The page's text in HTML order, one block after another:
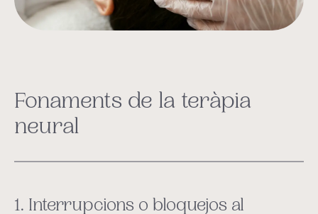
Fonaments de la teràpia
neural
1. Interrupcions o bloquejos al